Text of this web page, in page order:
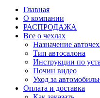
Главная
О компании
РАСПРОДАЖА
Все о чехлах
Назначение
Тип автосалона
Инструкции по
Почин видео
Уход за
Оплата и доставка